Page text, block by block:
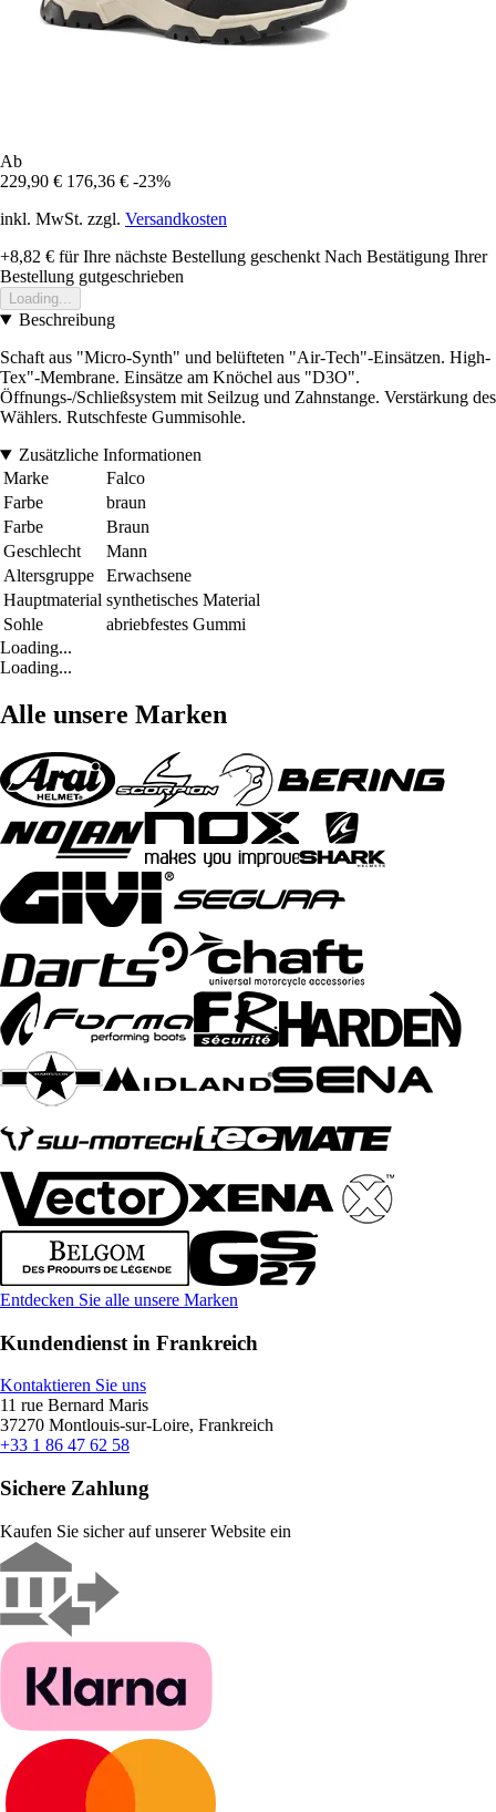
Ab
229,90 € 176,36 € -23%
inkl. MwSt. zzgl. Versandkosten
+8,82 € für Ihre nächste Bestellung geschenkt Nach Bestätigung Ihrer
Bestellung gutgeschrieben
Loading...
Beschreibung
Schaft aus "Micro-Synth" und belüfteten "Air-Tech"-Einsätzen. High-
Tex"-Membrane. Einsätze am Knöchel aus "D3O".
Öffnungs-/Schließsystem mit Seilzug und Zahnstange. Verstärkung des
Wählers. Rutschfeste Gummisohle.
Zusätzliche Informationen
Marke
Falco
Farbe
braun
Farbe
Braun
Geschlecht
Mann
Altersgruppe
Erwachsene
Hauptmaterial synthetisches Material
Sohle
abriebfestes Gummi
Loading...
Loading...
Alle unsere Marken
Entdecken Sie alle unsere Marken
Kundendienst in Frankreich
Kontaktieren Sie uns
11 rue Bernard Maris
37270 Montlouis-sur-Loire, Frankreich
+33 1 86 47 62 58
Sichere Zahlung
Kaufen Sie sicher auf unserer Website ein